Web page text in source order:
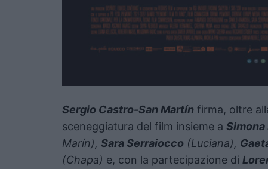
Sergio Castro-San Martín firma, oltre
sceneggiatura del film insieme a Simona
Marín), Sara Serraiocco (Luciana),
(Chapa) e, con la partecipazione di